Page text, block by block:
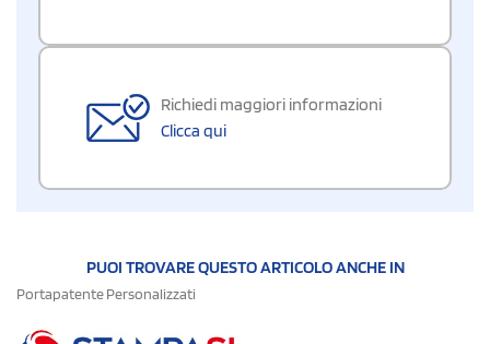
Richiedi maggiori informazioni
Clicca qui
PUOI TROVARE QUESTO ARTICOLO ANCHE IN
Portapatente Personalizzati